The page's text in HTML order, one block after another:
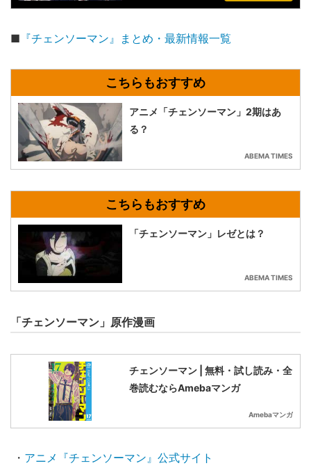
■ 『チェンソーマン』まとめ・最新情報一覧
アニメ「チェンソーマン」2期はあ
る？
ABEMA TIMES
「チェンソーマン」レゼとは？
ABEMA TIMES
「チェンソーマン」原作漫画
チェンソーマン | 無料・試し読み・全
巻読むならAmebaマンガ
Amebaマンガ
・ アニメ『チェンソーマン』公式サイト